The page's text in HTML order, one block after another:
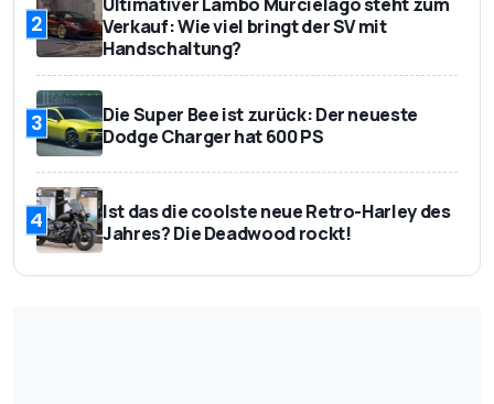
2
Verkauf: Wie viel bringt der SV mit
Handschaltung?
3
Die Super Bee ist zurück: Der neueste
Dodge Charger hat 600 PS
4
Ist das die coolste neue Retro-Harley des
Jahres? Die Deadwood rockt!